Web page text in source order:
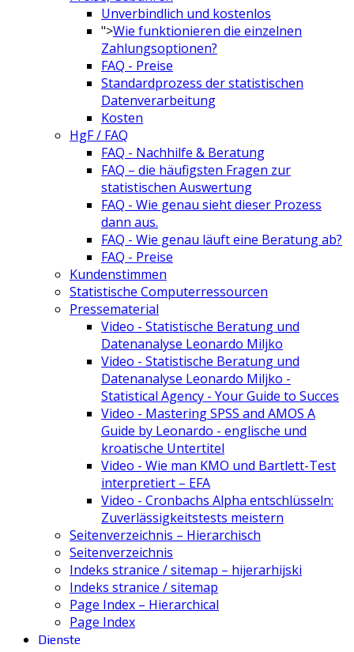
Unverbindlich und kostenlos
">Wie funktionieren die einzelnen
Zahlungsoptionen?
FAQ - Preise
Standardprozess der statistischen
Datenverarbeitung
Kosten
HgF / FAQ
FAQ - Nachhilfe & Beratung
FAQ – die häufigsten Fragen zur
statistischen Auswertung
FAQ - Wie genau sieht dieser Prozess
dann aus.
FAQ - Wie genau läuft eine Beratung ab?
FAQ - Preise
Kundenstimmen
Statistische Computerressourcen
Pressematerial
Video - Statistische Beratung und
Datenanalyse Leonardo Miljko
Video - Statistische Beratung und
Datenanalyse Leonardo Miljko -
Statistical Agency - Your Guide to Succes
Video - Mastering SPSS and AMOS A
Guide by Leonardo - englische und
kroatische Untertitel
Video - Wie man KMO und Bartlett-Test
interpretiert – EFA
Video - Cronbachs Alpha entschlüsseln:
Zuverlässigkeitstests meistern
Seitenverzeichnis – Hierarchisch
Seitenverzeichnis
Indeks stranice / sitemap – hijerarhijski
Indeks stranice / sitemap
Page Index – Hierarchical
Page Index
Dienste